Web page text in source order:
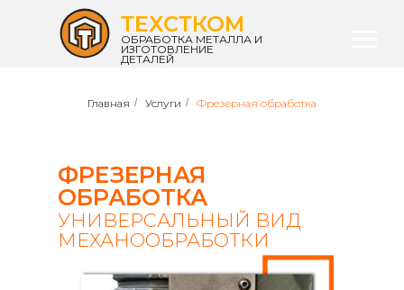
ТЕХСТКОМ
ОБРАБОТКА МЕТАЛЛА И
ИЗГОТОВЛЕНИЕ
ДЕТАЛЕЙ
Главная / Услуги / Фрезерная обработка
ФРЕЗЕРНАЯ
ОБРАБОТКА
УНИВЕРСАЛЬНЫЙ ВИД
МЕХАНООБРАБОТКИ